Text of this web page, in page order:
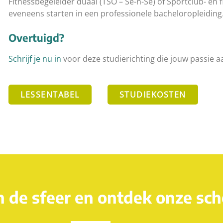
eveneens starten in een professionele
Overtuigd?
Schrijf je nu in voor deze studierichting die jouw passie
LESSENTABEL STUDIEKOSTEN
de sfeer en ontdek onze